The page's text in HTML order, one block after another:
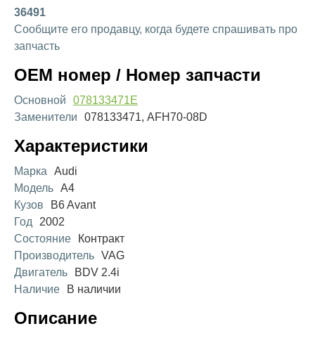
36491
Сообщите его продавцу, когда будете спрашивать про
запчасть
OEM номер / Номер запчасти
Основной
078133471E
Заменители
078133471, AFH70-08D
Характеристики
Марка
Audi
Модель A4
Кузов
B6 Avant
Год
2002
Состояние
Контракт
Производитель VAG
Двигатель
BDV 2.4i
Наличие
В наличии
Описание